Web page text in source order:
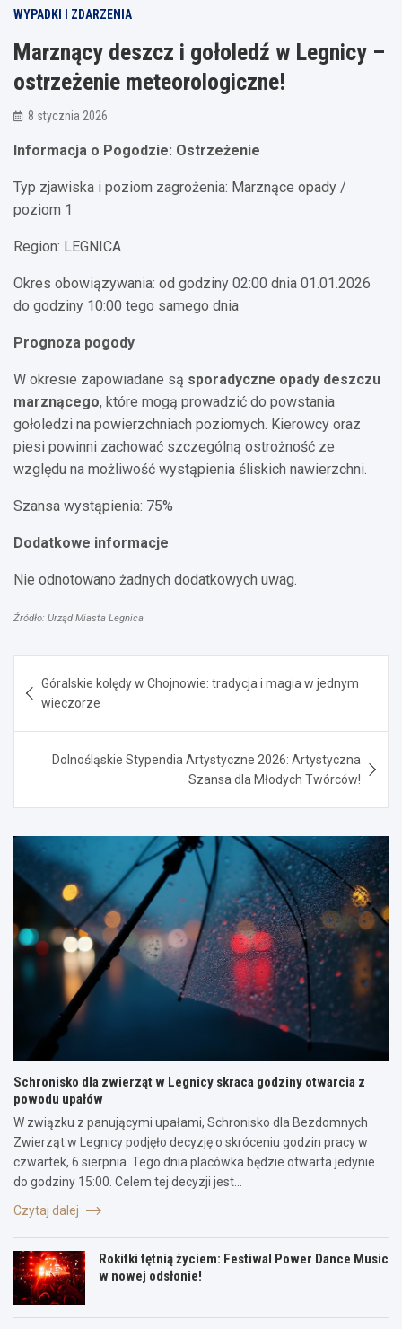
WYPADKI I ZDARZENIA
Marznący deszcz i gołoledź w Legnicy –
ostrzeżenie meteorologiczne!
8 stycznia 2026
Informacja o Pogodzie: Ostrzeżenie
Typ zjawiska i poziom zagrożenia: Marznące opady /
poziom 1
Region: LEGNICA
Okres obowiązywania: od godziny 02:00 dnia 01.01.2026
do godziny 10:00 tego samego dnia
Prognoza pogody
W okresie zapowiadane są sporadyczne opady deszczu
marznącego, które mogą prowadzić do powstania
gołoledzi na powierzchniach poziomych. Kierowcy oraz
piesi powinni zachować szczególną ostrożność ze
względu na możliwość wystąpienia śliskich nawierzchni.
Szansa wystąpienia: 75%
Dodatkowe informacje
Nie odnotowano żadnych dodatkowych uwag.
Źródło: Urząd Miasta Legnica
wpisu
Góralskie kolędy w Chojnowie: tradycja i magia w jednym
wieczorze
Dolnośląskie Stypendia Artystyczne 2026: Artystyczna
Szansa dla Młodych Twórców!
Schronisko dla zwierząt w Legnicy skraca godziny otwarcia z
powodu upałów
W związku z panującymi upałami, Schronisko dla Bezdomnych
Zwierząt w Legnicy podjęło decyzję o skróceniu godzin pracy w
czwartek, 6 sierpnia. Tego dnia placówka będzie otwarta jedynie
do godziny 15:00. Celem tej decyzji jest…
Czytaj dalej
Rokitki tętnią życiem: Festiwal Power Dance Music
w nowej odsłonie!